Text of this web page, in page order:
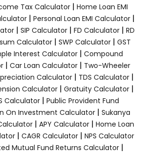
Tax Calculator | Home Loan EMI
| Personal Loan EMI Calculator |
| SIP Calculator | FD Calculator | RD
Calculator | SWP Calculator | GST
Interest Calculator| Compound
| Car Loan Calculator| Two-Wheeler
Calculator| TDS Calculator|
Calculator| Gratuity Calculator|
Calculator| Public Provident Fund
On Investment Calculator| Sukanya
| APY Calculator| Home Loan
| CAGR Calculator | NPS Calculator
Mutual Fund Returns Calculator |